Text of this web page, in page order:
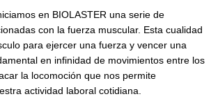
en BIOLASTER una serie de
con la fuerza muscular. Esta cualidad
para ejercer una fuerza y vencer una
en infinidad de movimientos entre los
la locomoción que nos permite
actividad laboral cotidiana.